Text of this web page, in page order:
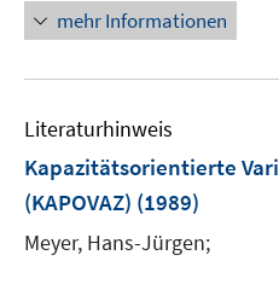
mehr Informationen
Literaturhinweis
Kapazitätsorientierte
(KAPOVAZ) (1989)
Meyer, Hans-Jürgen;